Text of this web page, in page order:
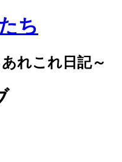
ち
れこれ日記～